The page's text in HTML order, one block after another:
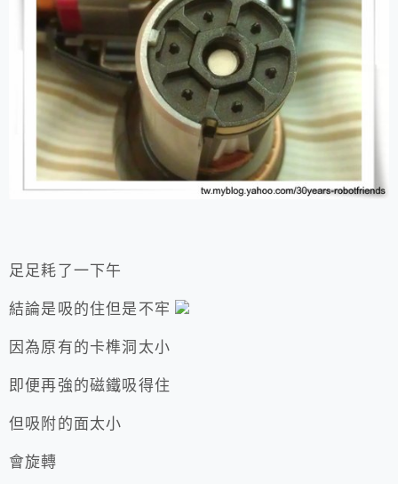
足足耗了一下午
結論是吸的住但是不牢
因為原有的卡榫洞太小
即便再強的磁鐵吸得住
但吸附的面太小
會旋轉